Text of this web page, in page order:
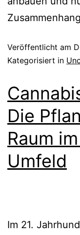
Veröffentlicht am
Kategorisiert in
Die
Raum
Umfeld
Im 21.